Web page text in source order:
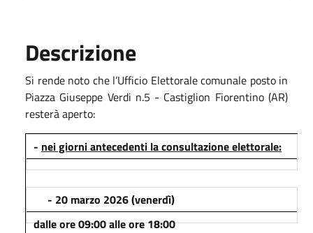
Descrizione
Si rende noto che l’Ufficio Elettorale comunale posto in
Piazza Giuseppe Verdi n.5 - Castiglion Fiorentino (AR)
resterà aperto:
- nei giorni antecedenti la consultazione elettorale:
- 20 marzo 2026 (venerdì)
dalle ore 09:00 alle ore 18:00